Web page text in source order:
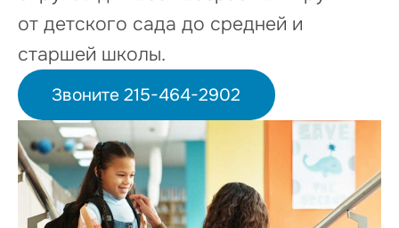
от детского сада до средней и
старшей школы.
Звоните 215-464-2902